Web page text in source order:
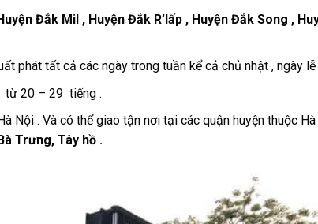
Đắk Mil , Huyện Đắk R’lấp , Huyện Đắk Song ,
phát tất cả các ngày trong tuần kể cả chủ nhật , ngày lễ
từ 20 – 29 tiếng .
Nội . Và có thể giao tận nơi tại các quận huyện thuộc
Trưng, Tây hồ .